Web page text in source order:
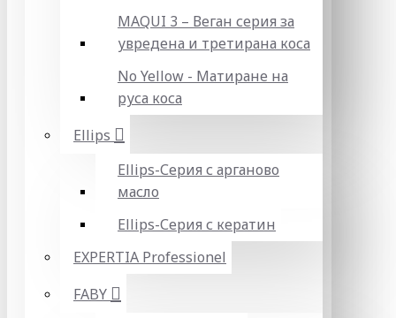
MAQUI 3 – Веган серия за
увредена и третирана коса
No Yellow - Матиране на
руса коса
Ellips
Ellips-Серия с арганово
масло
Ellips-Серия с кератин
EXPERTIA Professionel
FABY